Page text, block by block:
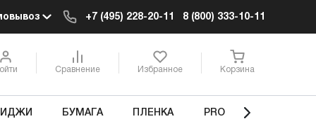
+7 (495) 228-20-11 8 (800) 333-10-11
Сравнение Избранное Корзина
БУМАГА ПЛЕНКА PRO